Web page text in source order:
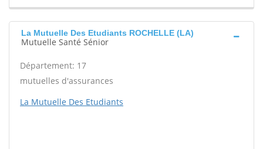
La Mutuelle Des Etudiants ROCHELLE (LA)
Mutuelle Santé Sénior
Département: 17
mutuelles d'assurances
La Mutuelle Des Etudiants